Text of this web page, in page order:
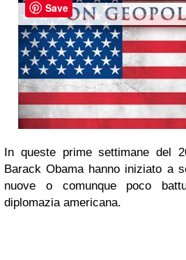
In queste prime settimane del
Barack Obama hanno iniziato a
nuove o comunque poco
diplomazia americana.
Save